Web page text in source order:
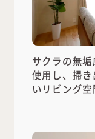
サクラの無
使用し、掃
いリビング空